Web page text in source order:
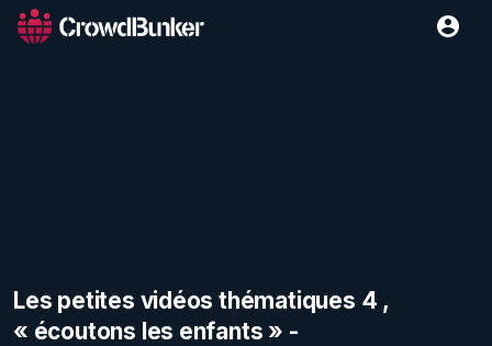
Les petites vidéos thématiques 4 ,
« écoutons les enfants » -